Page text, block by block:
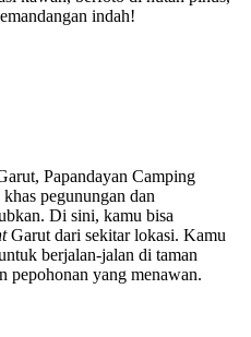
indah!
Papandayan Camping
pegunungan dan
Di sini, kamu bisa
Garut dari sekitar lokasi. Kamu
berjalan-jalan di taman
pepohonan yang menawan.